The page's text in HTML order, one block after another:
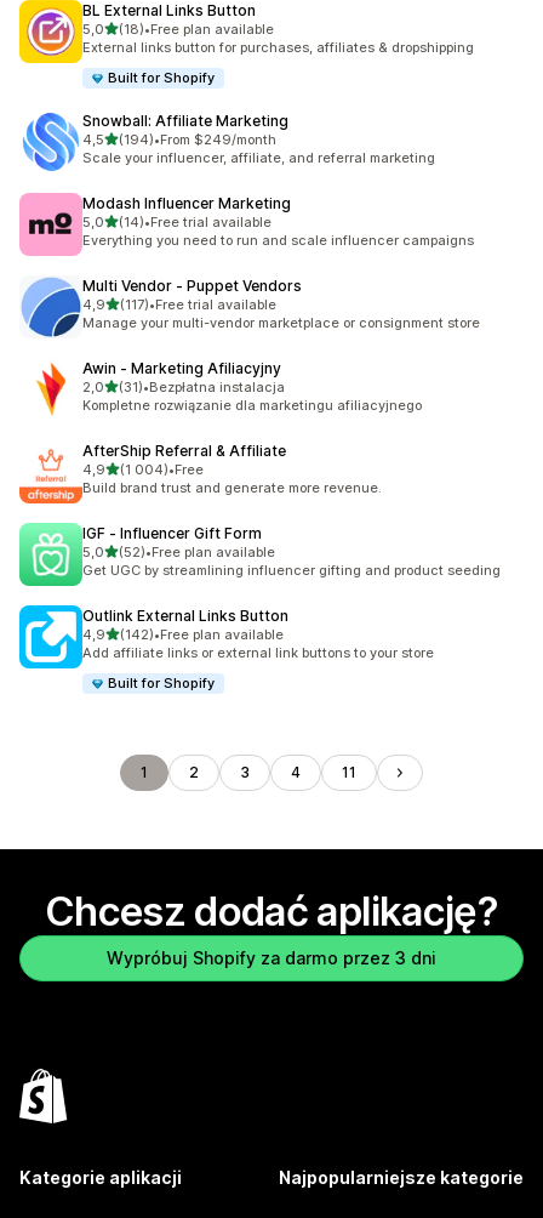
BL External Links Button
5,0na 5 gwiazdek
(18)
Łączna liczba recenzji: 18
•Free plan available
External links button for purchases, affiliates & dropshipping
Built for Shopify
Snowball: Affiliate Marketing
4,5na 5 gwiazdek
(194)
Łączna liczba recenzji: 194
•From $249/month
Scale your influencer, affiliate, and referral marketing
Modash Influencer Marketing
5,0na 5 gwiazdek
(14)
Łączna liczba recenzji: 14
•Free trial available
Everything you need to run and scale influencer campaigns
Multi Vendor ‑ Puppet Vendors
4,9na 5 gwiazdek
(117)
Łączna liczba recenzji: 117
•Free trial available
Manage your multi-vendor marketplace or consignment store
Awin ‑ Marketing Afiliacyjny
2,0na 5 gwiazdek
(31)
Łączna liczba recenzji: 31
•Bezpłatna instalacja
Kompletne rozwiązanie dla marketingu afiliacyjnego
AfterShip Referral & Affiliate
4,9na 5 gwiazdek
(1 004)
Łączna liczba recenzji: 1004
•Free
Build brand trust and generate more revenue.
IGF ‑ Influencer Gift Form
5,0na 5 gwiazdek
(52)
Łączna liczba recenzji: 52
•Free plan available
Get UGC by streamlining influencer gifting and product seeding
Outlink External Links Button
4,9na 5 gwiazdek
(142)
Łączna liczba recenzji: 142
•Free plan available
Add affiliate links or external link buttons to your store
Built for Shopify
1 2 3 4 11
Chcesz dodać aplikację?
Wypróbuj Shopify za darmo przez 3 dni
Kategorie aplikacji Najpopularniejsze kategorie